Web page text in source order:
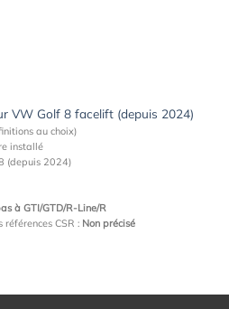
VW Golf 8 facelift (depuis 2024)
au choix)
installé
(depuis 2024)
à GTI/GTD/R-Line/R
CSR : Non précisé